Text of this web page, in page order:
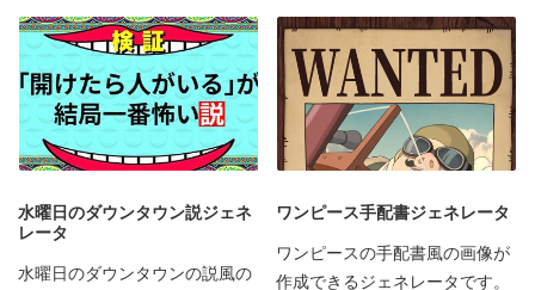
水曜日のダウンタウン説ジェネ
レータ
水曜日のダウンタウンの説風の
ワンピース手配書ジェネレータ
ワンピースの手配書風の画像が
作成できるジェネレータです。